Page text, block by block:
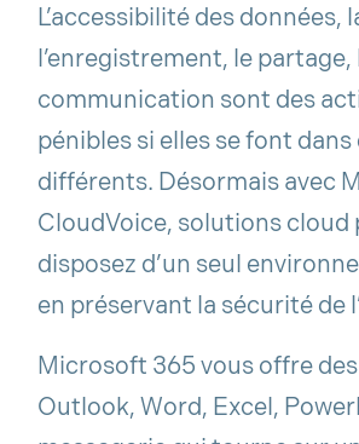
L’accessibilité des
l’enregistrement, le
communication sont des
pénibles si elles se font
différents. Désormais avec
CloudVoice, solutions cloud
disposez d’un seul
en préservant la sécurité de
Microsoft 365 vous offre
Outlook, Word, Excel,